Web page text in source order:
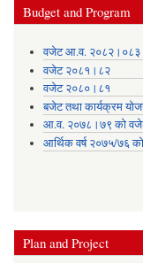
Budget and Program
वजेट आ.व. २०८२।०८३
वजेट २०८१।८२
वजेट २०८०।८१
बजेट तथा कार्यक्रम
आ.व. २०७८।७९ को
आर्थिक वर्ष २०७५/७६
Plan and Project